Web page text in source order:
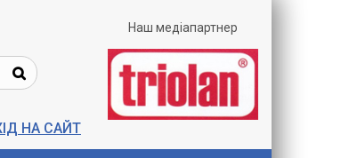
НА САЙТ
Наш медіапартнер